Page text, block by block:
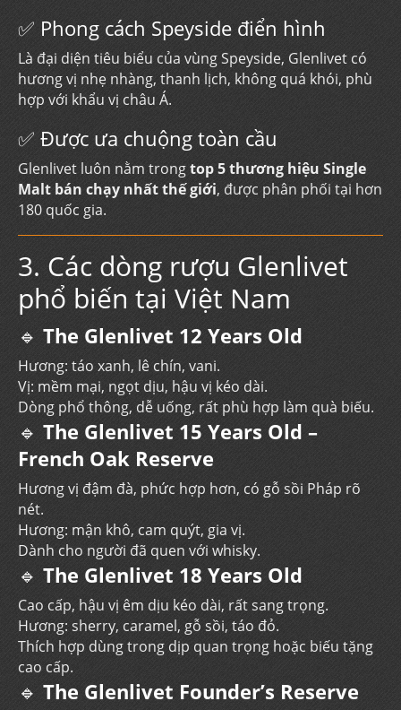
✅ Phong cách Speyside điển hình
Là đại diện tiêu biểu của vùng Speyside, Glenlivet có
hương vị nhẹ nhàng, thanh lịch, không quá khói, phù
hợp với khẩu vị châu Á.
✅ Được ưa chuộng toàn cầu
Glenlivet luôn nằm trongtop 5 thương hiệu Single
Malt bán chạy nhất thế giới, được phân phối tại hơn
180 quốc gia.
3. Các dòng rượu Glenlivet
phổ biến tại Việt Nam
🔹 The Glenlivet 12 Years Old
Hương: táo xanh, lê chín, vani.
Vị: mềm mại, ngọt dịu, hậu vị kéo dài.
Dòng phổ thông, dễ uống, rất phù hợp làm quà biếu.
🔹 The Glenlivet 15 Years Old –
French Oak Reserve
Hương vị đậm đà, phức hợp hơn, có gỗ sồi Pháp rõ
nét.
Hương: mận khô, cam quýt, gia vị.
Dành cho người đã quen với whisky.
🔹 The Glenlivet 18 Years Old
Cao cấp, hậu vị êm dịu kéo dài, rất sang trọng.
Hương: sherry, caramel, gỗ sồi, táo đỏ.
Thích hợp dùng trong dịp quan trọng hoặc biếu tặng
cao cấp.
🔹 The Glenlivet Founder’s Reserve